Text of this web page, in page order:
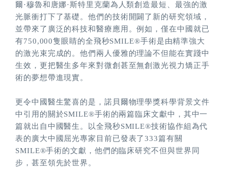
爾·穆魯和唐娜·斯特里克蘭為人類創造最短、最強的激
光脈衝打下了基礎。他們的技術開闢了新的研究領域，
並帶來了廣泛的科技和醫療應用。例如，僅在中國就已
有750,000隻眼睛的全飛秒SMILE®手術是由精準強大
的激光束完成的。他們兩人優雅的理論不但能在實踐中
生效，更把醫生多年來對微創甚至無創激光視力矯正手
術的夢想帶進現實。
更令中國醫生驚喜的是，諾貝爾物理學獎科學背景文件
中引用的關於SMILE®手術的兩篇臨床文獻中，其中一
篇就出自中國醫生。以全飛秒SMILE®技術協作組為代
表的廣大中國屈光專家目前已發表了333篇有關
SMILE®手術的文獻，他們的臨床研究不但與世界同
步，甚至領先於世界。